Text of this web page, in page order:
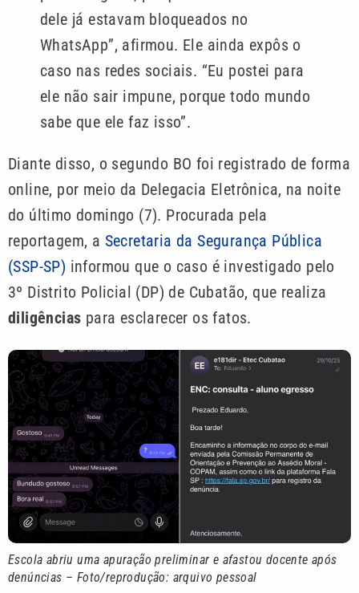
dele já estavam bloqueados no
WhatsApp”, afirmou. Ele ainda expôs o
caso nas redes sociais. “Eu postei para
ele não sair impune, porque todo mundo
sabe que ele faz isso”.
Diante disso, o segundo BO foi registrado de forma
online, por meio da Delegacia Eletrônica, na noite
do último domingo (7). Procurada pela
reportagem, a Secretaria da Segurança Pública
(SSP-SP) informou que o caso é investigado pelo
3º Distrito Policial (DP) de Cubatão, que realiza
diligências para esclarecer os fatos.
Escola abriu uma apuração preliminar e afastou docente após
denúncias – Foto/reprodução: arquivo pessoal